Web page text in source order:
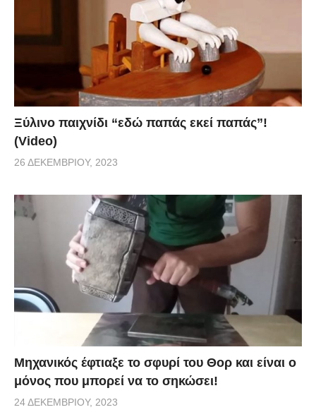
Ξύλινο παιχνίδι “εδώ παπάς εκεί παπάς”!
(Video)
26 ΔΕΚΕΜΒΡΊΟΥ, 2023
Μηχανικός έφτιαξε το σφυρί του Θορ και είναι ο
μόνος που μπορεί να το σηκώσει!
24 ΔΕΚΕΜΒΡΊΟΥ, 2023